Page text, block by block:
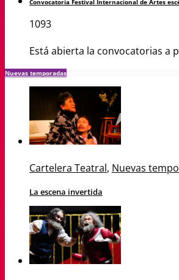
Convocatoria Festival Internacional de Artes
1093
Está abierta la convocatorias a
Nuevas temporadas
Cartelera Teatral, Nuevas
La escena invertida